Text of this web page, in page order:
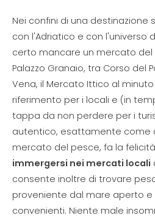
Nei confini di una
con l'Adriatico e con l'universo
certo mancare un mercato
Palazzo Granaio, tra Corso del
Vena, il Mercato Ittico al
riferimento per i locali e (in
tappa da non perdere per i
autentico, esattamente come
mercato del pesce, fa la
immergersi nei mercati locali
consente inoltre di trovare
proveniente dal mare aperto e
convenienti. Niente male